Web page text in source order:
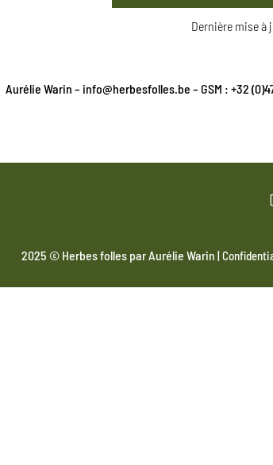
Dernière mise à
Aurélie Warin – info@herbesfolles.be – GSM : +32
2025 © Herbes folles par Aurélie Warin |